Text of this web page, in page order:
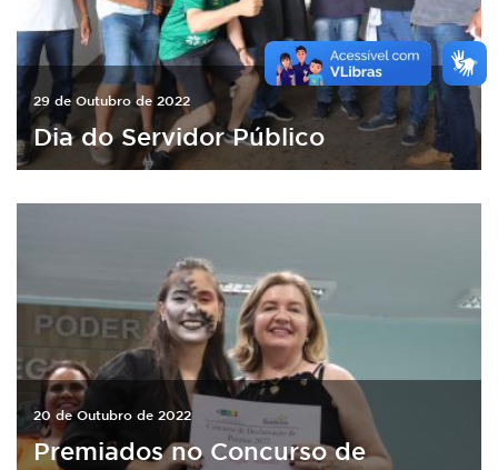
29 de Outubro de 2022
Dia do Servidor Público
20 de Outubro de 2022
Premiados no Concurso de